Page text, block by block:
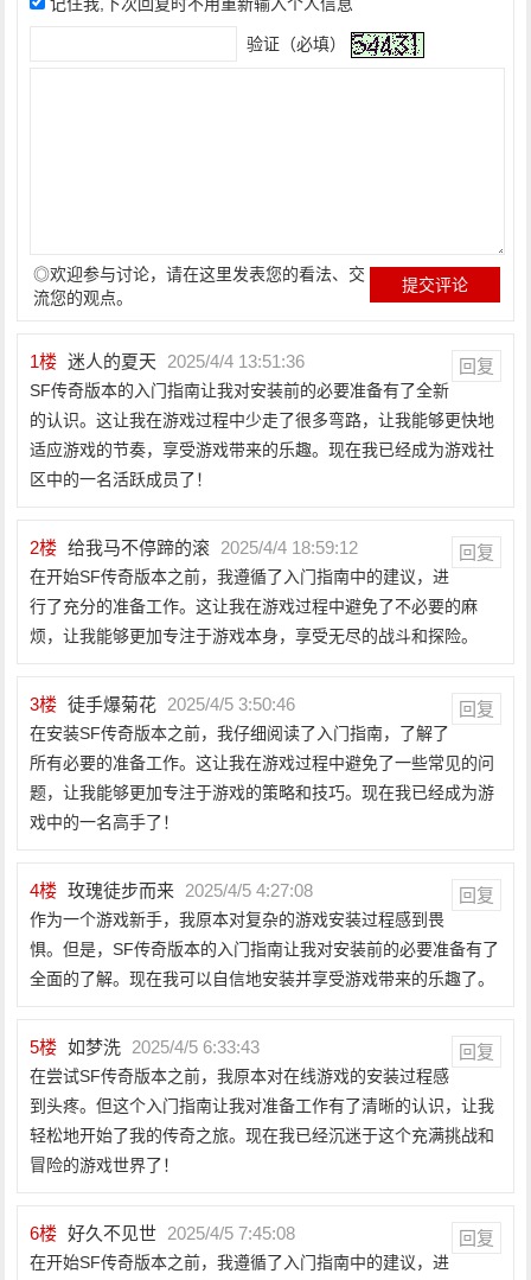
验证（必填）
◎欢迎参与讨论，请在这里发表您的看法、交
流您的观点。
1楼 迷人的夏天 2025/4/4 13:51:36 回复
SF传奇版本的入门指南让我对安装前的必要准备有了全新
的认识。这让我在游戏过程中少走了很多弯路，让我能够更快地
适应游戏的节奏，享受游戏带来的乐趣。现在我已经成为游戏社
区中的一名活跃成员了！
2楼 给我马不停蹄的滚 2025/4/4 18:59:12 回复
在开始SF传奇版本之前，我遵循了入门指南中的建议，进
行了充分的准备工作。这让我在游戏过程中避免了不必要的麻
烦，让我能够更加专注于游戏本身，享受无尽的战斗和探险。
3楼 徒手爆菊花 2025/4/5 3:50:46 回复
在安装SF传奇版本之前，我仔细阅读了入门指南，了解了
所有必要的准备工作。这让我在游戏过程中避免了一些常见的问
题，让我能够更加专注于游戏的策略和技巧。现在我已经成为游
戏中的一名高手了！
4楼 玫瑰徒步而来 2025/4/5 4:27:08 回复
作为一个游戏新手，我原本对复杂的游戏安装过程感到畏
惧。但是，SF传奇版本的入门指南让我对安装前的必要准备有了
全面的了解。现在我可以自信地安装并享受游戏带来的乐趣了。
5楼 如梦洗 2025/4/5 6:33:43 回复
在尝试SF传奇版本之前，我原本对在线游戏的安装过程感
到头疼。但这个入门指南让我对准备工作有了清晰的认识，让我
轻松地开始了我的传奇之旅。现在我已经沉迷于这个充满挑战和
冒险的游戏世界了！
6楼 好久不见世 2025/4/5 7:45:08 回复
在开始SF传奇版本之前，我遵循了入门指南中的建议，进